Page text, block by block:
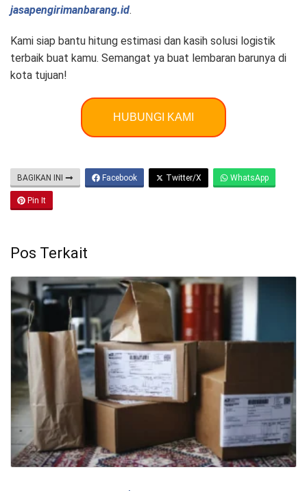
jasapengirimanbarang.id.
Kami siap bantu hitung estimasi dan kasih solusi logistik
terbaik buat kamu. Semangat ya buat lembaran barunya di
kota tujuan!
HUBUNGI KAMI
BAGIKAN INI Facebook Twitter/X WhatsApp
Pin It
Pos Terkait